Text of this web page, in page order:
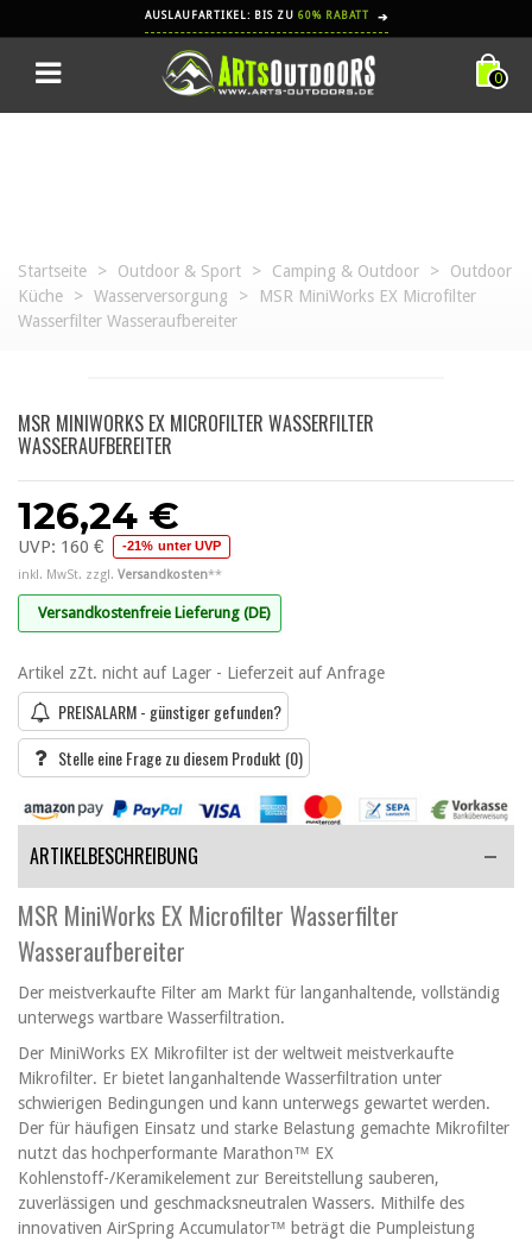
AUSLAUFARTIKEL: BIS ZU 60% RABATT
0
Startseite > Outdoor & Sport > Camping & Outdoor >
Outdoor
Küche
> Wasserversorgung >
MSR MiniWorks EX Microfilter
Wasserfilter Wasseraufbereiter
MSR MINIWORKS EX MICROFILTER WASSERFILTER
WASSERAUFBEREITER
126,24 €
UVP: 160 € -21% unter UVP
inkl. MwSt. zzgl. Versandkosten**
Versandkostenfreie Lieferung (DE)
Artikel zZt. nicht auf Lager - Lieferzeit auf Anfrage
PREISALARM - günstiger gefunden?
Stelle eine Frage zu diesem Produkt (0)
ARTIKELBESCHREIBUNG
MSR MiniWorks EX Microfilter Wasserfilter
Wasseraufbereiter
Der meistverkaufte Filter am Markt für langanhaltende, vollständig
unterwegs wartbare Wasserfiltration.
Der MiniWorks EX Mikrofilter ist der weltweit meistverkaufte
Mikrofilter. Er bietet langanhaltende Wasserfiltration unter
schwierigen Bedingungen und kann unterwegs gewartet werden.
Der für häufigen Einsatz und starke Belastung gemachte Mikrofilter
nutzt das hochperformante Marathon™ EX
Kohlenstoff-/Keramikelement zur Bereitstellung sauberen,
zuverlässigen und geschmacksneutralen Wassers. Mithilfe des
innovativen AirSpring Accumulator™ beträgt die Pumpleistung